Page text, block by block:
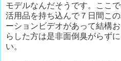
モデルなんだそうです。ここ
活用品を持ち込んで７日間こ
ーションビデオがあって結構
らした方は是非面倒臭がらず
い。